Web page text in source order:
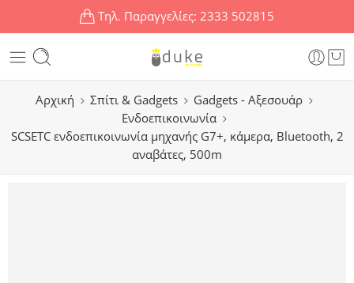
Τηλ. Παραγγελίες: 2333 502815
Αρχική Σπίτι & Gadgets
Gadgets - Αξεσουάρ
Ενδοεπικοινωνία
SCSETC ενδοεπικοινωνία μηχανής G7+, κάμερα, Bluetooth, 2
αναβάτες, 500m